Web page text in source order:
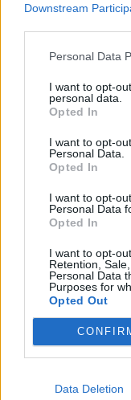
Downstream
Personal Data
I want to opt-
personal data.
Opted In
I want to opt-
Personal Data.
Opted In
I want to opt-
Personal Data
Opted In
I want to opt-
Retention,
Personal Data
Purposes for
Opted Out
Data Deletion